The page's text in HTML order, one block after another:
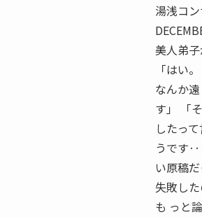
湯浅コ
美人弟
「はい。
なんか
す」 「
したっ
うです
い原稿
失敗し
も っと